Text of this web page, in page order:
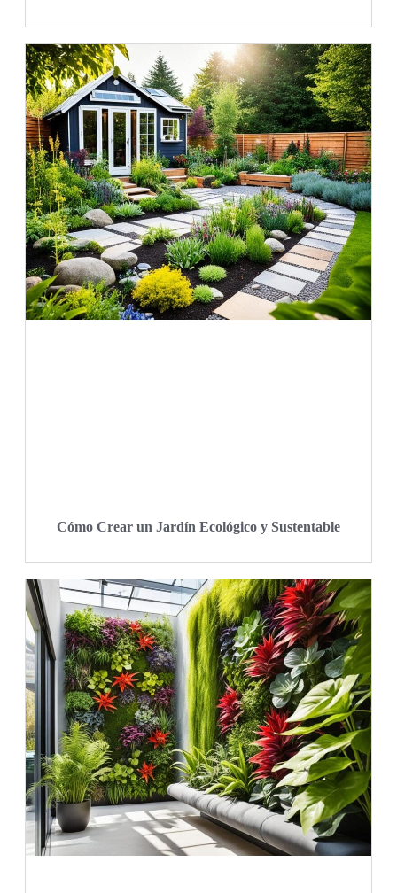
Cómo Crear un Jardín Ecológico y Sustentable